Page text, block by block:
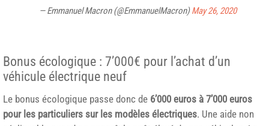
— Emmanuel Macron (@EmmanuelMacron)May 26, 2020
Bonus écologique : 7’000€ pour l’achat d’un
véhicule électrique neuf
Le bonus écologique passe donc de 6’000 euros à 7’000 euros
pour les particuliers sur les modèles électriques. Une aide non